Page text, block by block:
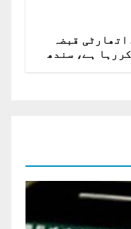
قبضہ
ہے، سندھ